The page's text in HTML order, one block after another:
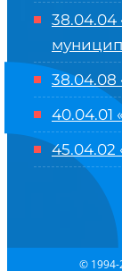
38.04.04
38.04.08
45.04.02
© 1994-